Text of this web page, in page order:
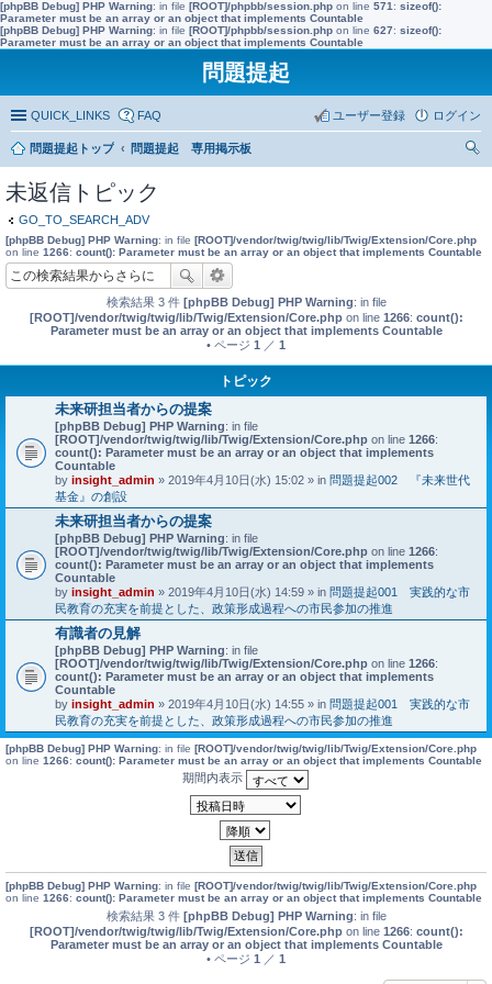
[phpBB Debug] PHP Warning: in file [ROOT]/phpbb/session.php on line 571 : sizeof():
Parameter must be an array or an object that implements Countable
[phpBB Debug] PHP Warning: in file [ROOT]/phpbb/session.php on line 627: sizeof():
Parameter must be an array or an object that implements Countable
問題提起
QUICK_LINKS FAQ ログイン
ユーザー登録
問題提起トップ
問題提起 専用掲示板
未返信トピック
GO_TO_SEARCH_ADV
[phpBB Debug] PHP Warning: in file [ROOT]/vendor/twig/twig/lib/Twig/Extension/Core.php
on line 1266: count(): Parameter must be an array or an object that implements Countable
検索結果 3 件 [phpBB Debug] PHP Warning: in file
[ROOT]/vendor/twig/twig/lib/Twig/Extension/Core.phpon line 1266: count():
Parameter must be an array or an object that implements Countable
• ページ 1 ／ 1
トピック
未来研担当者からの提案
[phpBB Debug] PHP Warning: in file
[ROOT]/vendor/twig/twig/lib/Twig/Extension/Core.php on line 1266:
count(): Parameter must be an array or an object that implements
Countable
by insight_admin » 2019年4月10日(水) 15:02 » in 問題提起002 『未来世代
基金』の創設
未来研担当者からの提案
[phpBB Debug] PHP Warning: in file
[ROOT]/vendor/twig/twig/lib/Twig/Extension/Core.php on line 1266:
count(): Parameter must be an array or an object that implements
Countable
by insight_admin » 2019年4月10日(水) 14:59 » in 問題提起001 実践的な市
民教育の充実を前提とした、政策形成過程への市民参加の推進
有識者の見解
[phpBB Debug] PHP Warning: in file
[ROOT]/vendor/twig/twig/lib/Twig/Extension/Core.php on line 1266:
count(): Parameter must be an array or an object that implements
Countable
by insight_admin » 2019年4月10日(水) 14:55 » in 問題提起001 実践的な市
民教育の充実を前提とした、政策形成過程への市民参加の推進
[phpBB Debug] PHP Warning: in file [ROOT]/vendor/twig/twig/lib/Twig/Extension/Core.php
on line 1266: count(): Parameter must be an array or an object that implements Countable
期間内表示
[phpBB Debug] PHP Warning: in file [ROOT]/vendor/twig/twig/lib/Twig/Extension/Core.php
on line 1266: count(): Parameter must be an array or an object that implements Countable
検索結果 3 件 [phpBB Debug] PHP Warning: in file
[ROOT]/vendor/twig/twig/lib/Twig/Extension/Core.phpon line 1266: count():
Parameter must be an array or an object that implements Countable
• ページ 1 ／ 1